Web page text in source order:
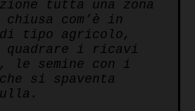
tutta una zona
com’è in
di tipo agricolo,
quadrare i ricavi
le semine con i
si spaventa